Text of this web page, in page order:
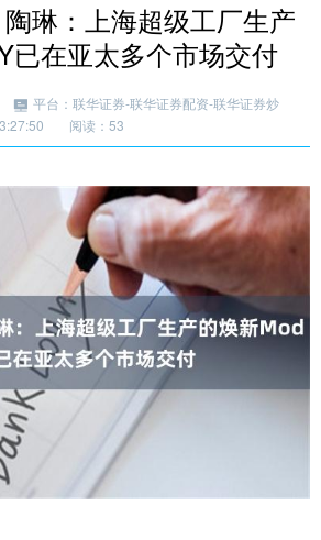
琳：上海超级工厂生产
已在亚太多个市场交付
平台：联华证券-联华证券配资-联华证券炒
阅读：53